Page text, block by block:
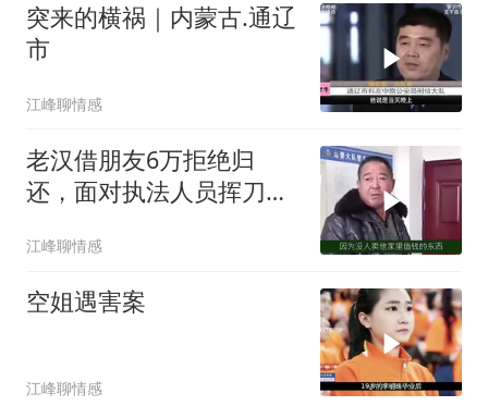
突来的横祸｜内蒙古.通辽
市
江峰聊情感
老汉借朋友6万拒绝归
还，面对执法人员挥刀抓
江峰聊情感
空姐遇害案
江峰聊情感